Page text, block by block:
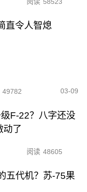
直令人智熄
49782 03-09
F-22？八字还没
动了
阅读 48605
五代机？苏-75果